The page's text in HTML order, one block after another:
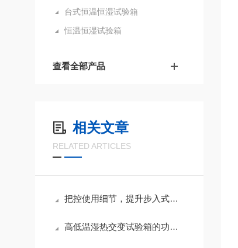
台式恒温恒湿试验箱
恒温恒湿试验箱
查看全部产品
相关文章
RELATED ARTICLES
把控使用细节，提升步入式高低温试验箱测试精度
高低温湿热交变试验箱的功能应用与养护技巧